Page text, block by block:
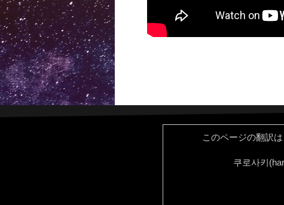
このページの翻訳
쿠로사키